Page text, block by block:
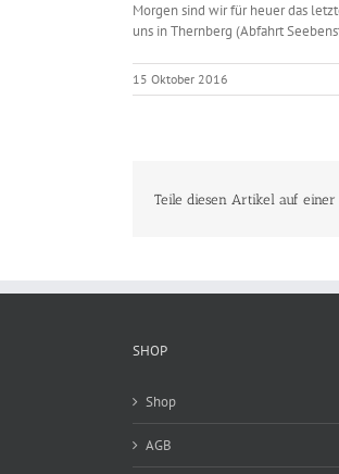
Morgen sind wir für heuer das
uns in Thernberg (Abfahrt
15 Oktober 2016
Teile diesen Artikel auf einer
SHOP
Shop
AGB